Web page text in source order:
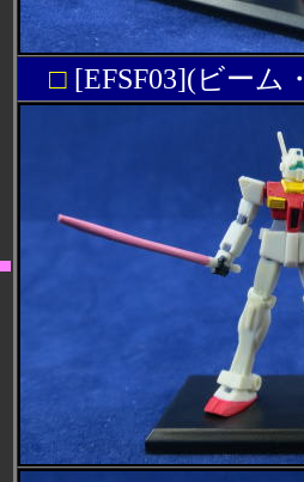
□ [EFSF03](ビー